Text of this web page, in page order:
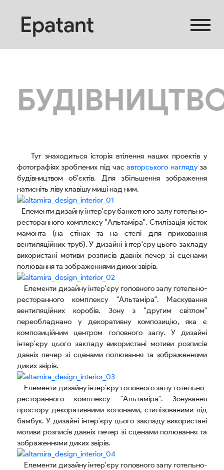
Epatant
Тут знаходиться історія втілення наших проектів у
фотографіях зроблених під часавторського наглядуза
будівництвом об'єктів. Для збільшення зображення
натисніть ліву клавішу миші над ним.
Елементи дизайну інтер'єру банкетного залу готельно-
ресторанного комплексу "Альтаміра". Стилізація кісток
мамонта (на стінах та на стелі для приховання
вентиляційних труб). У дизайні інтер'єру цього закладу
використані мотиви розписів давніх печер зі сценами
полювання та зображеннями диких звірів.
Елементи дизайну інтер'єру головного залу готельно-
ресторанного комплексу "Альтаміра". Маскування
вентиляційних коробів. Зону з "другим світлом"
переобладнано у декоративну композицію, яка є
композиційним центром головного залу. У дизайні
інтер'єру цього закладу використані мотиви розписів
давніх печер зі сценами полювання та зображеннями
диких звірів.
Елементи дизайну інтер'єру головного залу готельно-
ресторанного комплексу "Альтаміра". Зонування
простору декоративними колонами, стилізованими під
бамбук. У дизайні інтер'єру цього закладу використані
мотиви розписів давніх печер зі сценами полювання та
зображеннями диких звірів.
Елементи дизайну інтер'єру головного залу готельно-